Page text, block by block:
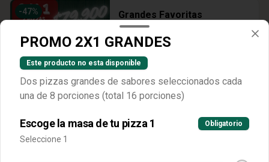
-47% Grandes Favoritas
Escoge tu combinación perfecta (Pollo
BBQ, Hawaiana, Buffalo Wings, Jamón
Champiñon, Vegetariana, Pepperoni,
Miel Mostaza)
$79.900$149.900
-50% Grandes Premium
PROMO 2X1 GRANDES
Este producto no esta disponible
Dos pizzas grandes de sabores seleccionados cada
una de 8 porciones (total 16 porciones)
Escoge la masa de tu pizza 1 Obligatorio
Seleccione 1